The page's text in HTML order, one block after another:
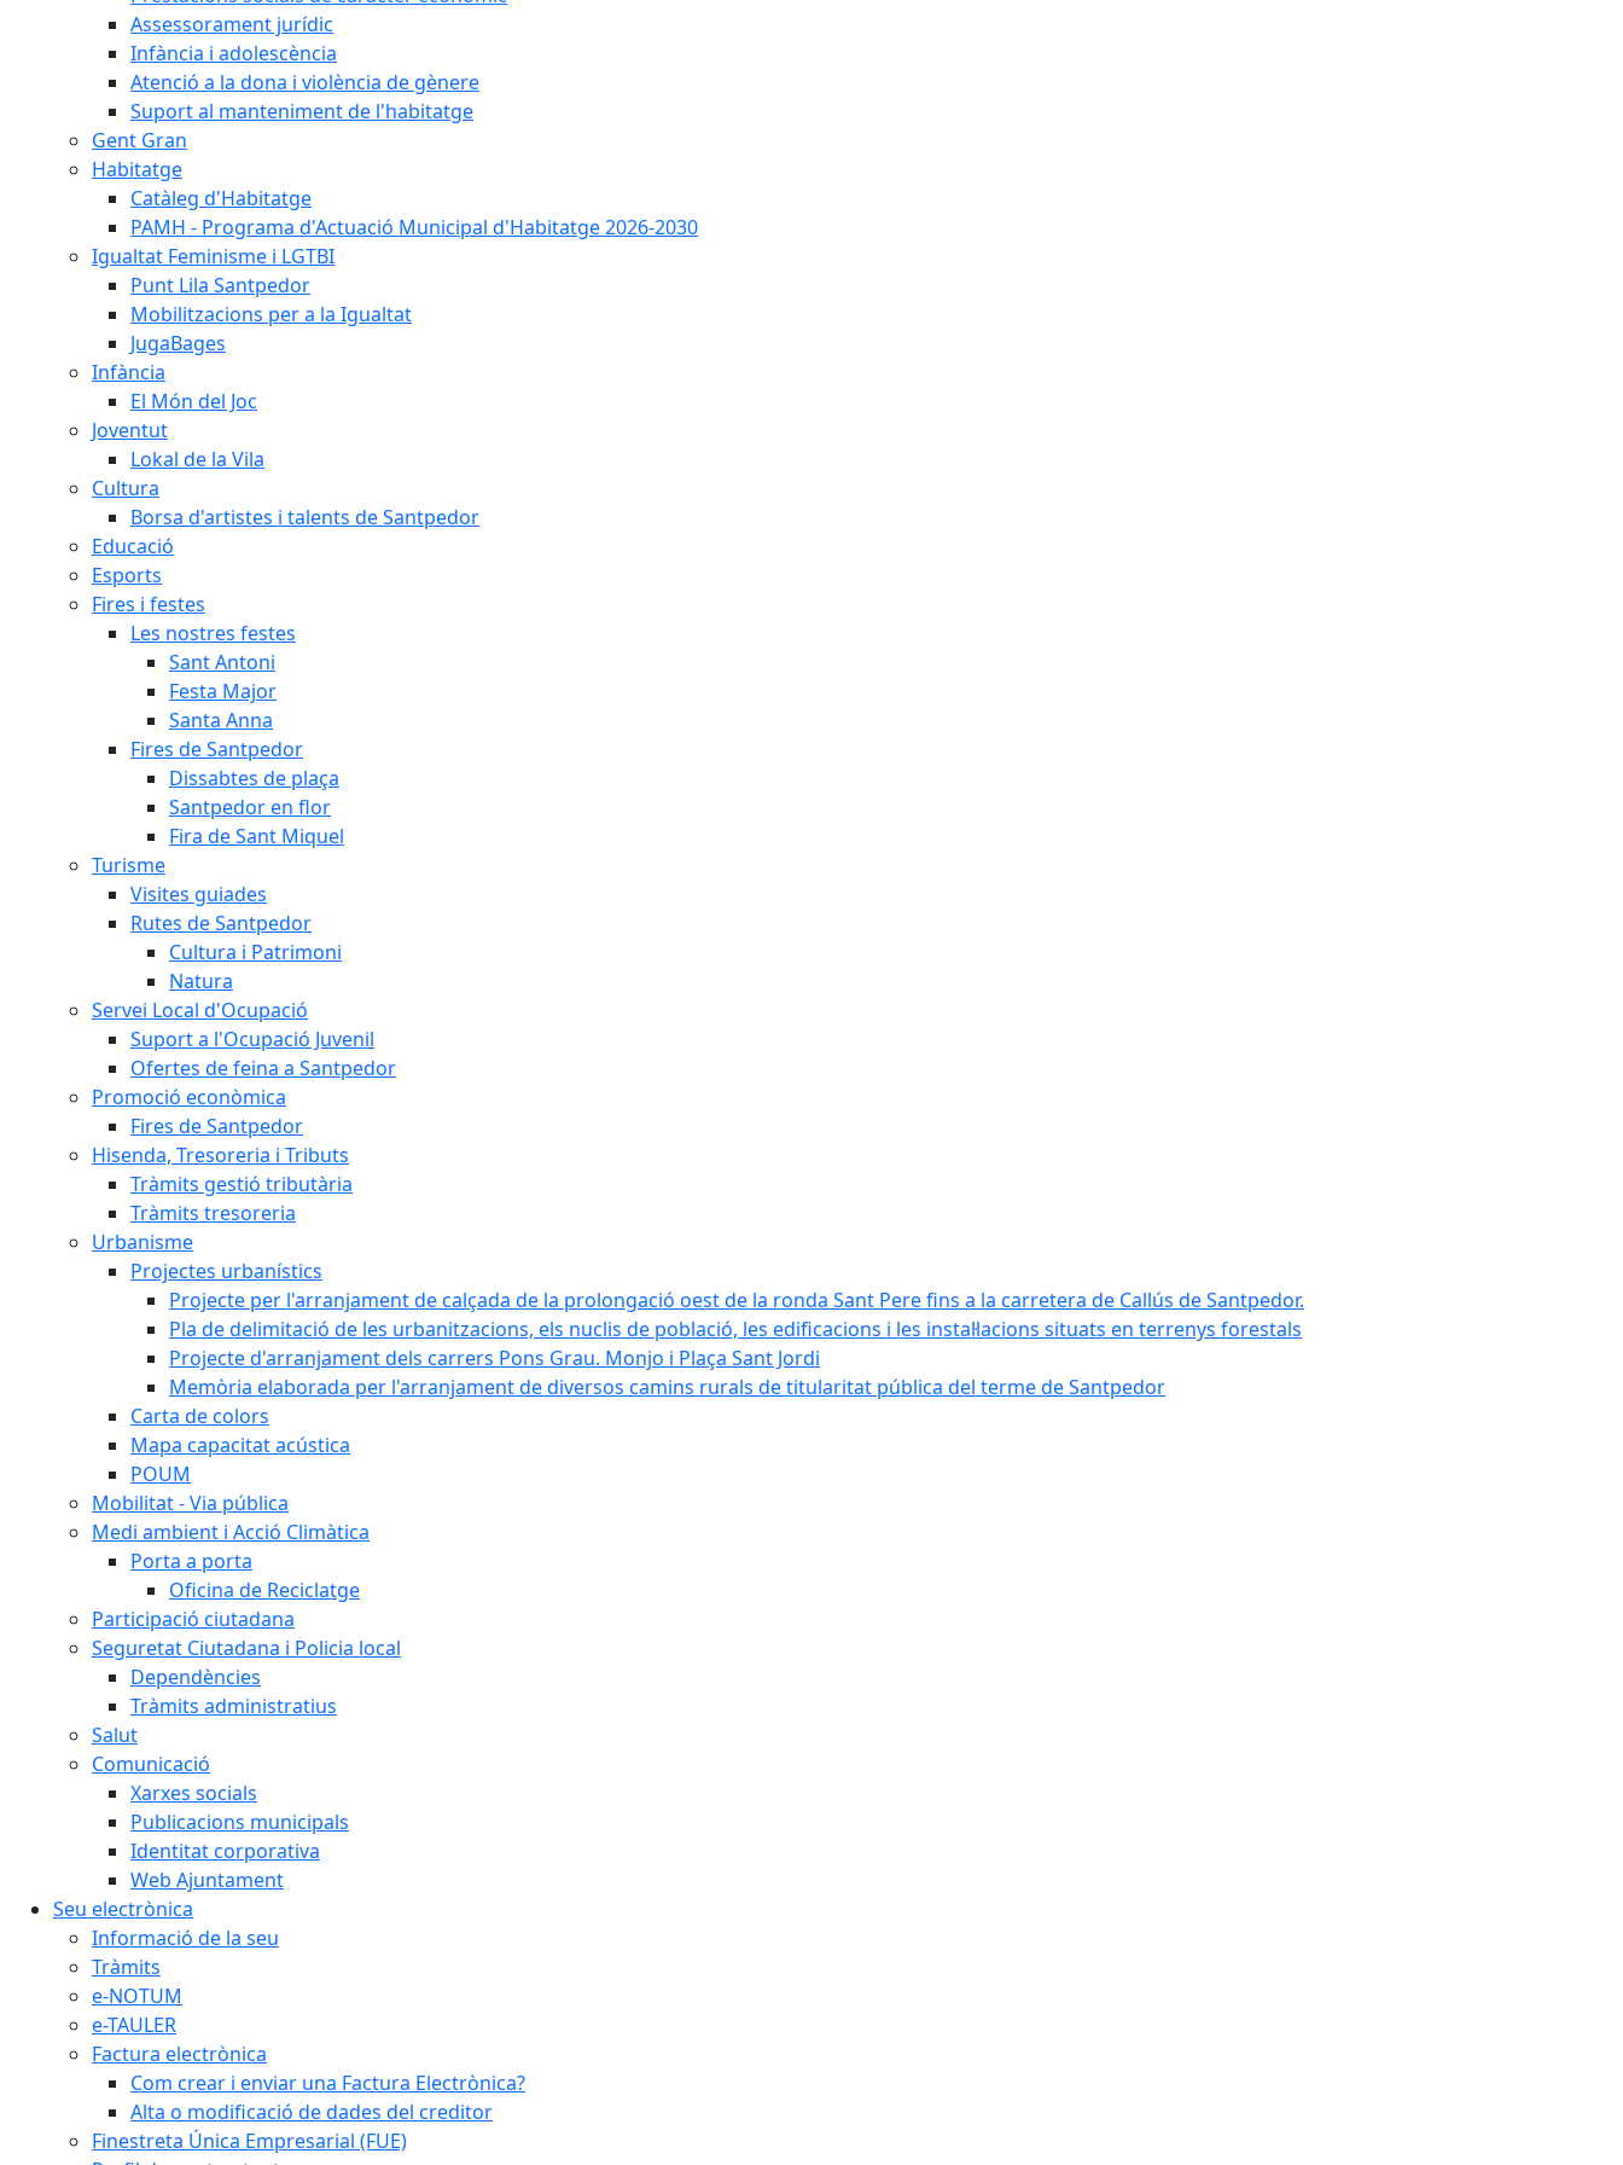
Assessorament jurídic
Infància i adolescència
Atenció a la dona i violència de gènere
Suport al manteniment de l'habitatge
Gent Gran
Habitatge
Catàleg d'Habitatge
PAMH - Programa d'Actuació Municipal d'Habitatge 2026-2030
Igualtat Feminisme i LGTBI
Punt Lila Santpedor
Mobilitzacions per a la Igualtat
JugaBages
Infància
El Món del Joc
Joventut
Lokal de la Vila
Cultura
Borsa d'artistes i talents de Santpedor
Educació
Esports
Fires i festes
Les nostres festes
Sant Antoni
Festa Major
Santa Anna
Fires de Santpedor
Dissabtes de plaça
Santpedor en flor
Fira de Sant Miquel
Turisme
Visites guiades
Rutes de Santpedor
Cultura i Patrimoni
Natura
Servei Local d'Ocupació
Suport a l'Ocupació Juvenil
Ofertes de feina a Santpedor
Promoció econòmica
Fires de Santpedor
Hisenda, Tresoreria i Tributs
Tràmits gestió tributària
Tràmits tresoreria
Urbanisme
Projectes urbanístics
Projecte per l'arranjament de calçada de la prolongació oest de la ronda Sant Pere fins a la carretera de Callús de Santpedor.
Pla de delimitació de les urbanitzacions, els nuclis de població, les edificacions i les instal·lacions situats en terrenys forestals
Projecte d'arranjament dels carrers Pons Grau. Monjo i Plaça Sant Jordi
Memòria elaborada per l'arranjament de diversos camins rurals de titularitat pública del terme de Santpedor
Carta de colors
Mapa capacitat acústica
POUM
Mobilitat - Via pública
Medi ambient i Acció Climàtica
Porta a porta
Oficina de Reciclatge
Participació ciutadana
Seguretat Ciutadana i Policia local
Dependències
Tràmits administratius
Salut
Comunicació
Xarxes socials
Publicacions municipals
Identitat corporativa
Web Ajuntament
Seu electrònica
Informació de la seu
Tràmits
e-NOTUM
e-TAULER
Factura electrònica
Com crear i enviar una Factura Electrònica?
Alta o modificació de dades del creditor
Finestreta Única Empresarial (FUE)